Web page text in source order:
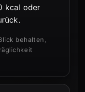
kcal oder
behalten,